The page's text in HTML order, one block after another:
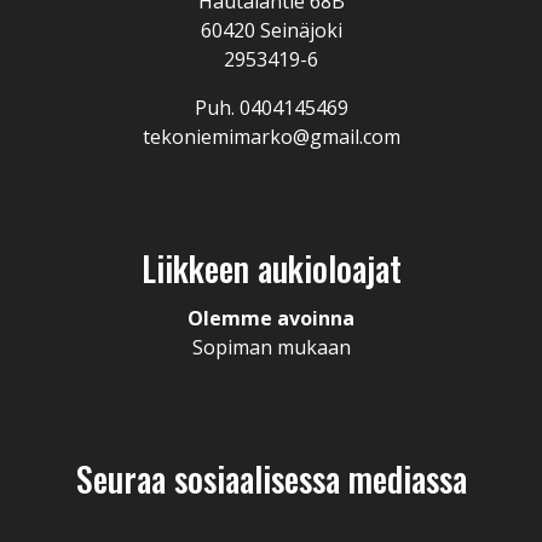
60420 Seinäjoki
2953419-6
Puh. 0404145469
tekoniemimarko@gmail.com
Liikkeen aukioloajat
Olemme avoinna
Sopiman mukaan
Seuraa sosiaalisessa mediassa